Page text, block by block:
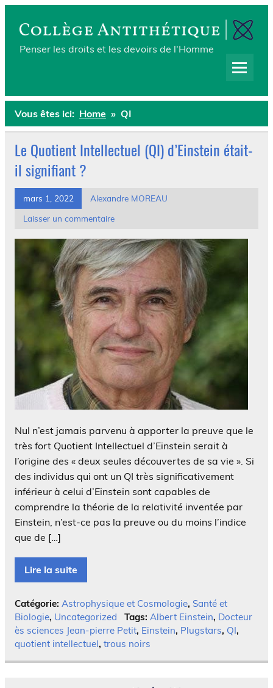
Skip
content
Collège Antithétique
Penser les droits et les devoirs de l'Homme
Vous êtes ici: Home QI
Le Quotient Intellectuel (QI) d’Einstein était-
il signifiant ?
mars 1, 2022
Alexandre MOREAU
Laisser un commentaire
Nul n’est jamais parvenu à apporter la preuve que le
très fort Quotient Intellectuel d’Einstein serait à
l’origine des « deux seules découvertes de sa vie ». Si
des individus qui ont un QI très significativement
inférieur à celui d’Einstein sont capables de
comprendre la théorie de la relativité inventée par
Einstein, n’est-ce pas la preuve ou du moins l’indice
que de […]
Lire la suite
Catégorie: Astrophysique et Cosmologie, Santé et
Biologie, Uncategorized Tags: Albert Einstein, Docteur
ès sciences Jean-pierre Petit, Einstein, Plugstars, QI,
quotient intellectuel, trous noirs